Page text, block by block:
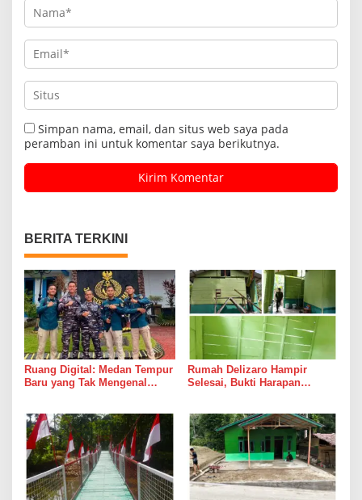
Simpan nama, email, dan situs web saya pada
peramban ini untuk komentar saya berikutnya.
BERITA TERKINI
Ruang Digital: Medan Tempur
Baru yang Tak Mengenal
Rumah Delizaro Hampir
Selesai, Bukti Harapan